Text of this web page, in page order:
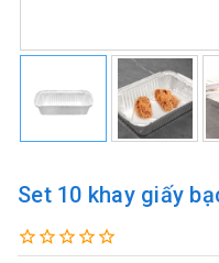
Set 10 khay giấy